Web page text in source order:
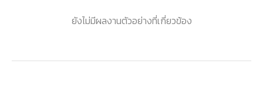
ยังไม่มีผลงานตัวอย่างที่เกี่ยวข้อง